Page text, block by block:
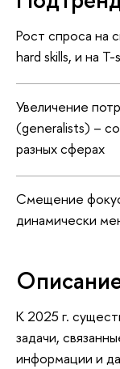
Рост спроса на
hard skills, и на
Увеличение
(generalists) –
разных сферах
Смещение
динамически
К 2025 г.
задачи,
информации и